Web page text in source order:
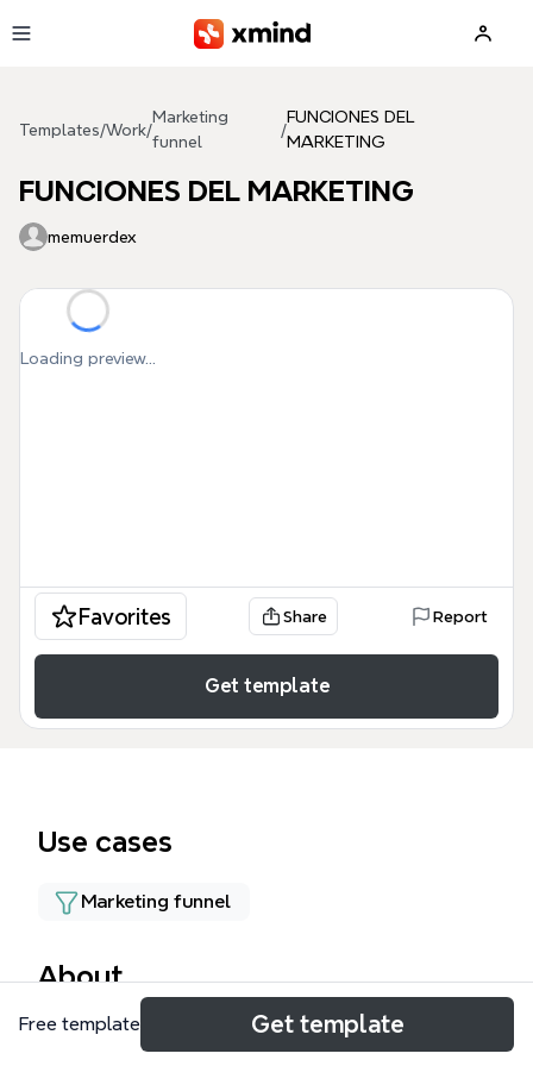
Templates/Work/
Marketing
funnel
/
FUNCIONES DEL
MARKETING
FUNCIONES DEL MARKETING
memuerdex
Loading preview...
Favorites Share Report
Get template
Use cases
Marketing funnel
About
El mapa mental 'FUNCIONES DEL MARKETING' es
Free template Get template